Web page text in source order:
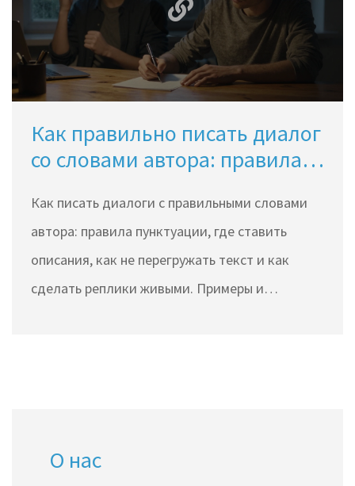
Как правильно писать диалог
со словами автора: правила и
Как писать диалоги с правильными словами
автора: правила пунктуации, где ставить
описания, как не перегружать текст и как
сделать реплики живыми. Примеры и
О нас